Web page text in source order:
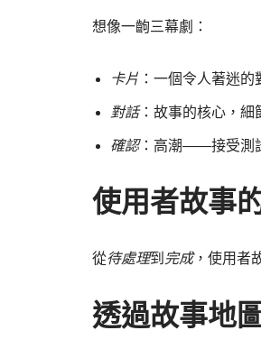
想像一齣三幕劇：
卡片 ：一個令人著迷的
對話：故事的核心，細
確認：高潮——接受測
使用者故事
從待處理到 完成，使用者
透過故事地